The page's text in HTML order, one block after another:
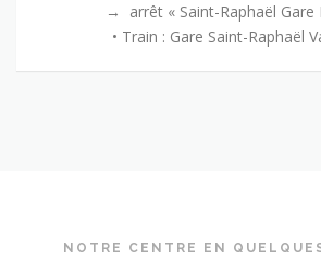
→ arrêt « Saint-Raphaël Gare
• Train : Gare Saint-Raphaël
NOTRE CENTRE EN